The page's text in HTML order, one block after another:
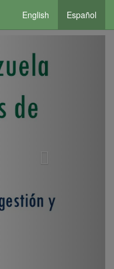
English Español